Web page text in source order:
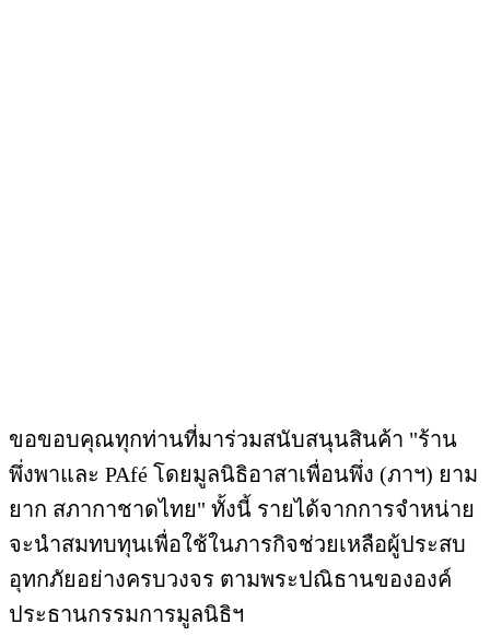
ขอขอบคุณทุกท่านที่มาร่วมสนับสนุนสินค้า "ร้าน
พึ่งพาและ PAfé โดยมูลนิธิอาสาเพื่อนพึ่ง (ภาฯ) ยาม
ยาก สภากาชาดไทย" ทั้งนี้ รายได้จากการจำหน่าย
จะนำสมทบทุนเพื่อใช้ในภารกิจช่วยเหลือผู้ประสบ
อุทกภัยอย่างครบวงจร ตามพระปณิธานขององค์
ประธานกรรมการมูลนิธิฯ